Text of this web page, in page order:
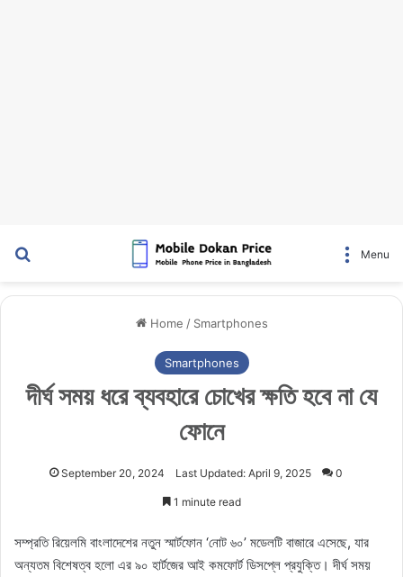
Menu
Home / Smartphones
Smartphones
দীর্ঘ সময় ধরে ব্যবহারে চোখের ক্ষতি হবে না যে
ফোনে
September 20, 2024 Last Updated: April 9, 2025 0
1 minute read
সম্প্রতি রিয়েলমি বাংলাদেশের নতুন স্মার্টফোন ‘নোট ৬০’ মডেলটি বাজারে এসেছে, যার
অন্যতম বিশেষত্ব হলো এর ৯০ হার্টজের আই কমফোর্ট ডিসপ্লে প্রযুক্তি। দীর্ঘ সময়